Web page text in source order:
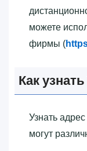
можете
фирмы (
Как
Узнать
могут